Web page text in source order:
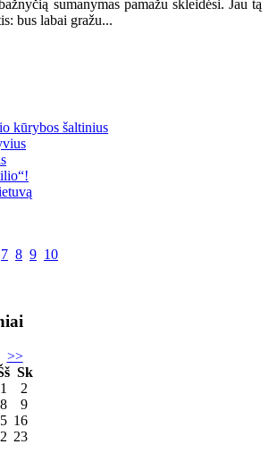
sumanymas pamažu skleidėsi. Jau tą
bus labai gražu...
kūrybos šaltinius
7 8 9 10
>>
Sk
1
2
8
9
16
23